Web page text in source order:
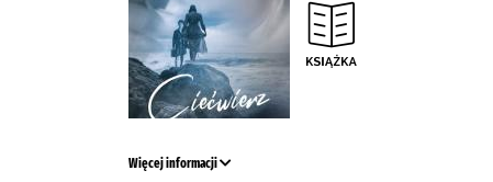
Więcej informacji